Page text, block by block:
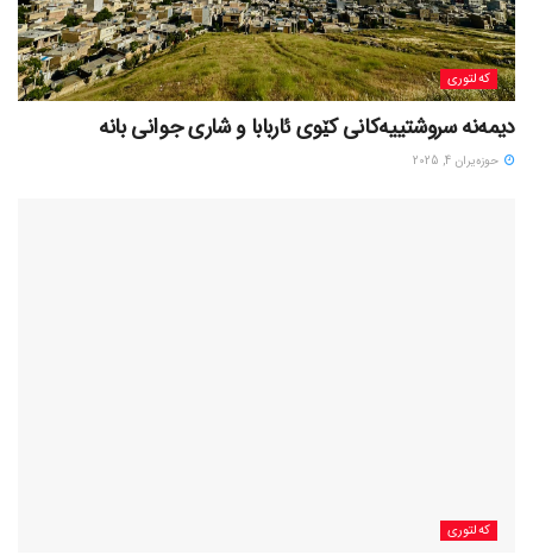
کەلتوری
حوزه‌یران 4, 2025
کەلتوری